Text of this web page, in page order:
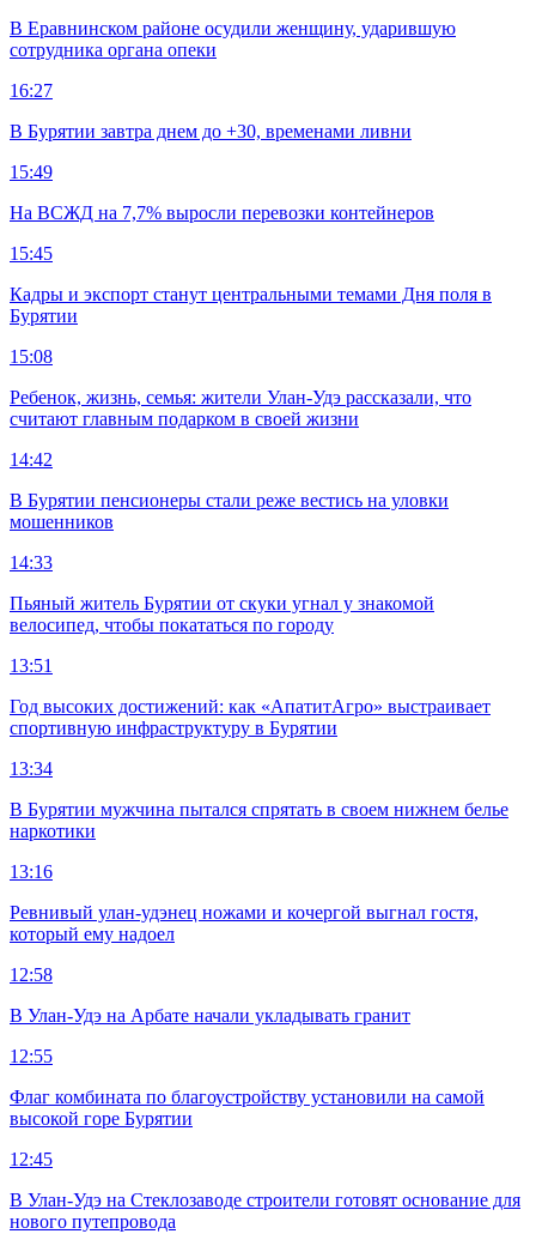
В Еравнинском районе осудили женщину, ударившую
сотрудника органа опеки
16:27
В Бурятии завтра днем до +30, временами ливни
15:49
На ВСЖД на 7,7% выросли перевозки контейнеров
15:45
Кадры и экспорт станут центральными темами Дня поля в
Бурятии
15:08
Ребенок, жизнь, семья: жители Улан-Удэ рассказали, что
считают главным подарком в своей жизни
14:42
В Бурятии пенсионеры стали реже вестись на уловки
мошенников
14:33
Пьяный житель Бурятии от скуки угнал у знакомой
велосипед, чтобы покататься по городу
13:51
Год высоких достижений: как «АпатитАгро» выстраивает
спортивную инфраструктуру в Бурятии
13:34
В Бурятии мужчина пытался спрятать в своем нижнем белье
наркотики
13:16
Ревнивый улан-удэнец ножами и кочергой выгнал гостя,
который ему надоел
12:58
В Улан-Удэ на Арбате начали укладывать гранит
12:55
Флаг комбината по благоустройству установили на самой
высокой горе Бурятии
12:45
В Улан-Удэ на Стеклозаводе строители готовят основание для
нового путепровода